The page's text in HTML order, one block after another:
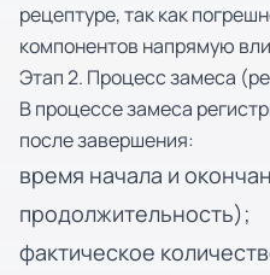
рецептуре, так как
компонентов напрямую
Этап 2. Процесс замеса
В процессе замеса
после завершения:
время начала и
продолжительность);
фактическое